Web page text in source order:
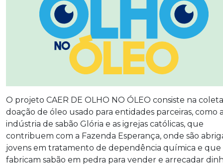
O projeto CAER DE OLHO NO ÓLEO consiste na
doação de óleo usado para entidades parceiras, como
indústria de sabão Glória e as igrejas católicas, que
contribuem com a Fazenda Esperança, onde são
jovens em tratamento de dependência química e que
fabricam sabão em pedra para vender e arrecadar